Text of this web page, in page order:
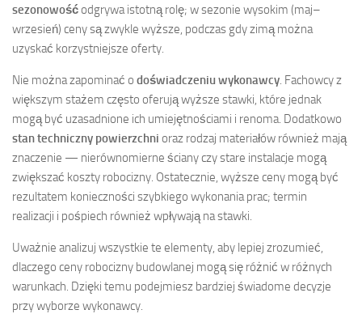
sezonowośćodgrywa istotną rolę; w sezonie wysokim (maj–
wrzesień) ceny są zwykle wyższe, podczas gdy zimą można
uzyskać korzystniejsze oferty.
Nie można zapominać o doświadczeniu wykonawcy . Fachowcy z
większym stażem często oferują wyższe stawki, które jednak
mogą być uzasadnione ich umiejętnościami i renoma. Dodatkowo
stan techniczny powierzchni oraz rodzaj materiałów również mają
znaczenie — nierównomierne ściany czy stare instalacje mogą
zwiększać koszty robocizny. Ostatecznie, wyższe ceny mogą być
rezultatem konieczności szybkiego wykonania prac; termin
realizacji i pośpiech również wpływają na stawki.
Uważnie analizuj wszystkie te elementy, aby lepiej zrozumieć,
dlaczego ceny robocizny budowlanej mogą się różnić w różnych
warunkach. Dzięki temu podejmiesz bardziej świadome decyzje
przy wyborze wykonawcy.